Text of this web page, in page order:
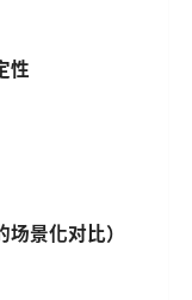
性
景化对比）